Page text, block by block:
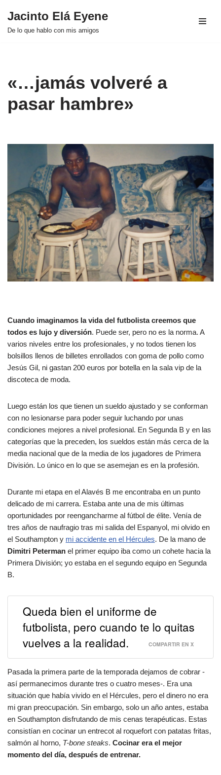
Saltar
Jacinto Elá Eyene
De lo que hablo con mis amigos
«…jamás volveré a
pasar hambre»
Cuando imaginamos la vida del futbolista creemos que
todos es lujo y diversión. Puede ser, pero no es la norma. A
varios niveles entre los profesionales, y no todos tienen los
bolsillos llenos de billetes enrollados con goma de pollo como
Jesús Gil, ni gastan 200 euros por botella en la sala vip de la
discoteca de moda.
Luego están los que tienen un sueldo ajustado y se conforman
con no lesionarse para poder seguir luchando por unas
condiciones mejores a nivel profesional. En Segunda B y en las
categorías que la preceden, los sueldos están más cerca de la
media nacional que de la media de los jugadores de Primera
División. Lo único en lo que se asemejan es en la profesión.
Durante mi etapa en el Alavés B me encontraba en un punto
delicado de mi carrera. Estaba ante una de mis últimas
oportunidades por reengancharme al fútbol de élite. Venía de
tres años de naufragio tras mi salida del Espanyol, mi olvido en
el Southampton y mi accidente en el Hércules. De la mano de
Dimitri Peterman el primer equipo iba como un cohete hacia la
Primera División; yo estaba en el segundo equipo en Segunda
B.
Queda bien el uniforme de
futbolista, pero cuando te lo quitas
vuelves a la realidad.
COMPARTIR EN X
Pasada la primera parte de la temporada dejamos de cobrar -
así permanecimos durante tres o cuatro meses-. Era una
situación que había vivido en el Hércules, pero el dinero no era
mi gran preocupación. Sin embargo, solo un año antes, estaba
en Southampton disfrutando de mis cenas terapéuticas. Estas
consistían en cocinar un entrecot al roquefort con patatas fritas,
salmón al horno, T-bone steaks. Cocinar era el mejor
momento del día, después de entrenar.